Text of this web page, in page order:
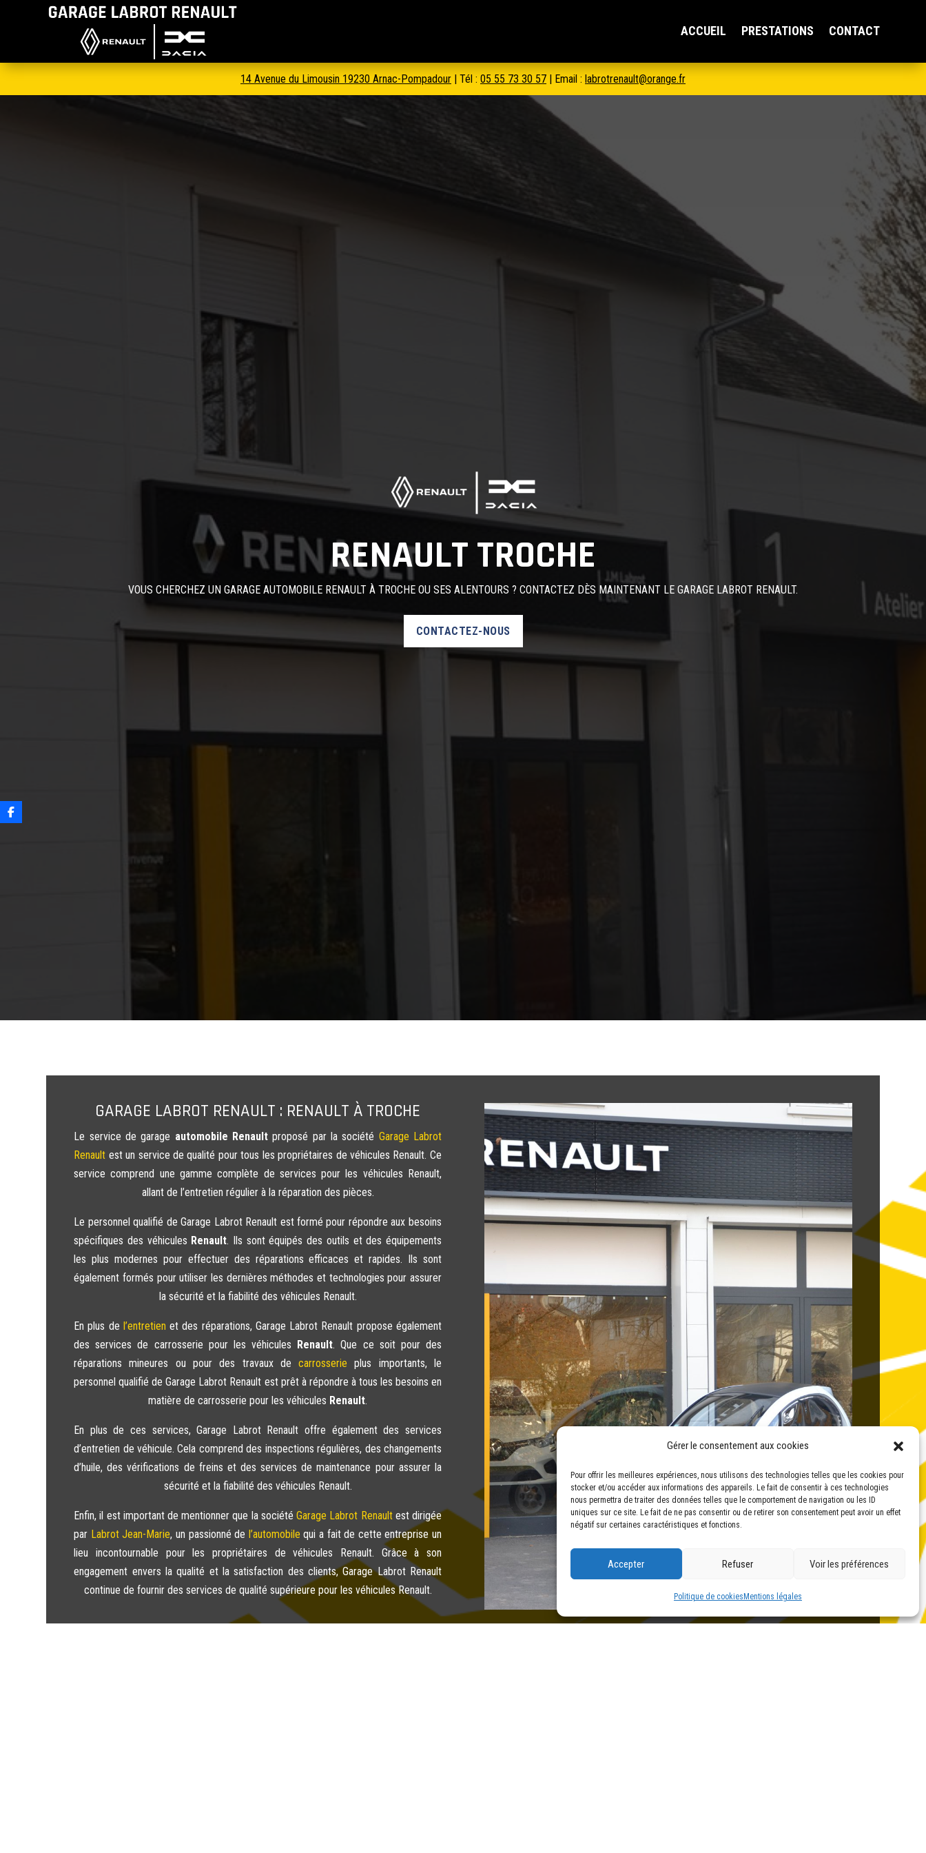
Gérer le consentement aux cookies
Pour offrir les meilleures expériences, nous utilisons des technologies telles que les cookies pour
stocker et/ou accéder aux informations des appareils. Le fait de consentir à ces technologies
nous permettra de traiter des données telles que le comportement de navigation ou les ID
uniques sur ce site. Le fait de ne pas consentir ou de retirer son consentement peut avoir un effet
négatif sur certaines caractéristiques et fonctions.
Accepter Refuser Voir les préférences
Politique de cookies Mentions légales
ACCUEIL PRESTATIONS CONTACT
14 Avenue du Limousin 19230 Arnac-Pompadour | Tél : 05 55 73 30 57 | Email : labrotrenault@orange.fr
RENAULT TROCHE
VOUS CHERCHEZ UN GARAGE AUTOMOBILE RENAULT À TROCHE OU SES ALENTOURS ? CONTACTEZ DÈS MAINTENANT LE GARAGE LABROT RENAULT.
CONTACTEZ-NOUS
GARAGE LABROT RENAULT : RENAULT À TROCHE
Le service de garage automobile Renaultproposé par la société Garage Labrot
Renault est un service de qualité pour tous les propriétaires de véhicules Renault. Ce
service comprend une gamme complète de services pour les véhicules Renault,
allant de l’entretien régulier à la réparation des pièces.
Le personnel qualifié de Garage Labrot Renault est formé pour répondre aux besoins
spécifiques des véhicules Renault. Ils sont équipés des outils et des équipements
les plus modernes pour effectuer des réparations efficaces et rapides. Ils sont
également formés pour utiliser les dernières méthodes et technologies pour assurer
la sécurité et la fiabilité des véhicules Renault.
En plus de l’entretien et des réparations, Garage Labrot Renault propose également
des services de carrosserie pour les véhicules
Renault. Que ce soit pour des
réparations mineures ou pour des travaux decarrosserie plus importants, le
personnel qualifié de Garage Labrot Renault est prêt à répondre à tous les besoins en
matière de carrosserie pour les véhicules Renault.
En plus de ces services, Garage Labrot Renault offre également des services
d’entretien de véhicule. Cela comprend des inspections régulières, des changements
d’huile, des vérifications de freins et des services de maintenance pour assurer la
sécurité et la fiabilité des véhicules Renault.
Enfin, il est important de mentionner que la sociétéGarage Labrot Renaultest dirigée
par Labrot Jean-Marie, un passionné de l’automobile qui a fait de cette entreprise un
lieu incontournable pour les propriétaires de véhicules Renault. Grâce à son
engagement envers la qualité et la satisfaction des clients, Garage Labrot Renault
continue de fournir des services de qualité supérieure pour les véhicules Renault.